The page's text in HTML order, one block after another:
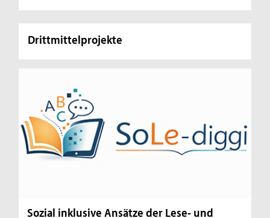
Drittmittelprojekte
Sozial inklusive Ansätze der Lese- und